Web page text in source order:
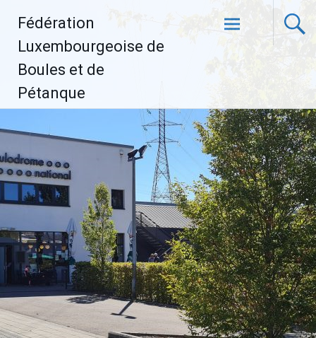
contenu
Fédération
Luxembourgeoise de
Boules et de
Pétanque